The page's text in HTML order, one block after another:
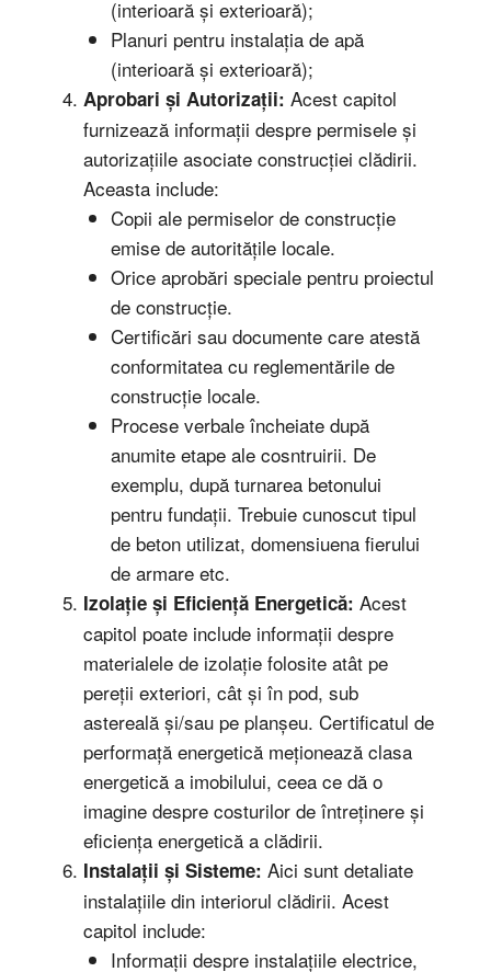
(interioară și exterioară);
Planuri pentru instalația de apă
(interioară și exterioară);
Aprobari și Autorizații: Acest capitol
furnizează informații despre permisele și
autorizațiile asociate construcției clădirii.
Aceasta include:
Copii ale permiselor de construcție
emise de autoritățile locale.
Orice aprobări speciale pentru proiectul
de construcție.
Certificări sau documente care atestă
conformitatea cu reglementările de
construcție locale.
Procese verbale încheiate după
anumite etape ale cosntruirii. De
exemplu, după turnarea betonului
pentru fundații. Trebuie cunoscut tipul
de beton utilizat, domensiuena fierului
de armare etc.
Izolație și Eficiență Energetică: Acest
capitol poate include informații despre
materialele de izolație folosite atât pe
pereții exteriori, cât și în pod, sub
astereală și/sau pe planșeu. Certificatul de
performață energetică meționează clasa
energetică a imobilului, ceea ce dă o
imagine despre costurilor de întreținere și
eficiența energetică a clădirii.
Instalații și Sisteme: Aici sunt detaliate
instalațiile din interiorul clădirii. Acest
capitol include:
Informații despre instalațiile electrice,